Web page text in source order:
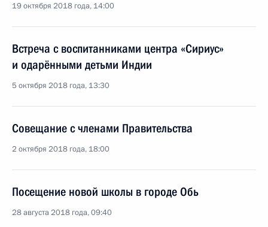
19 октября 2018 года, 14:00
Встреча с воспитанниками центра «Сириус»
и одарёнными детьми Индии
5 октября 2018 года, 13:30
Совещание с членами Правительства
2 октября 2018 года, 18:00
Посещение новой школы в городе Обь
28 августа 2018 года, 09:40